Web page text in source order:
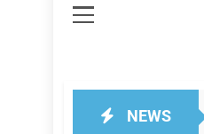
NEWS